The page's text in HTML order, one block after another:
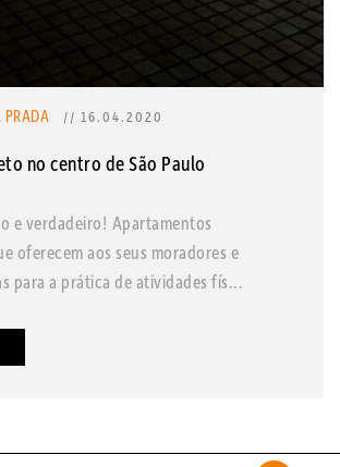
PRADA // 16.04.2020
no centro de São Paulo
e verdadeiro! Apartamentos
oferecem aos seus moradores e
para a prática de atividades fís...